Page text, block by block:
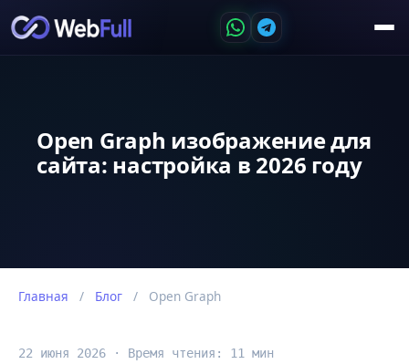
Open Graph изображение для
сайта: настройка в 2026 году
Главная / Блог / Open Graph
22 июня 2026 · Время чтения: 11 мин